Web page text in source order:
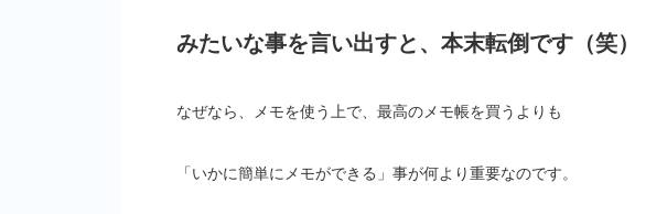
みたいな事を言い出すと、本末転倒です（笑）
なぜなら、メモを使う上で、最高のメモ帳を買うよりも
「いかに簡単にメモができる」事が何より重要なのです。